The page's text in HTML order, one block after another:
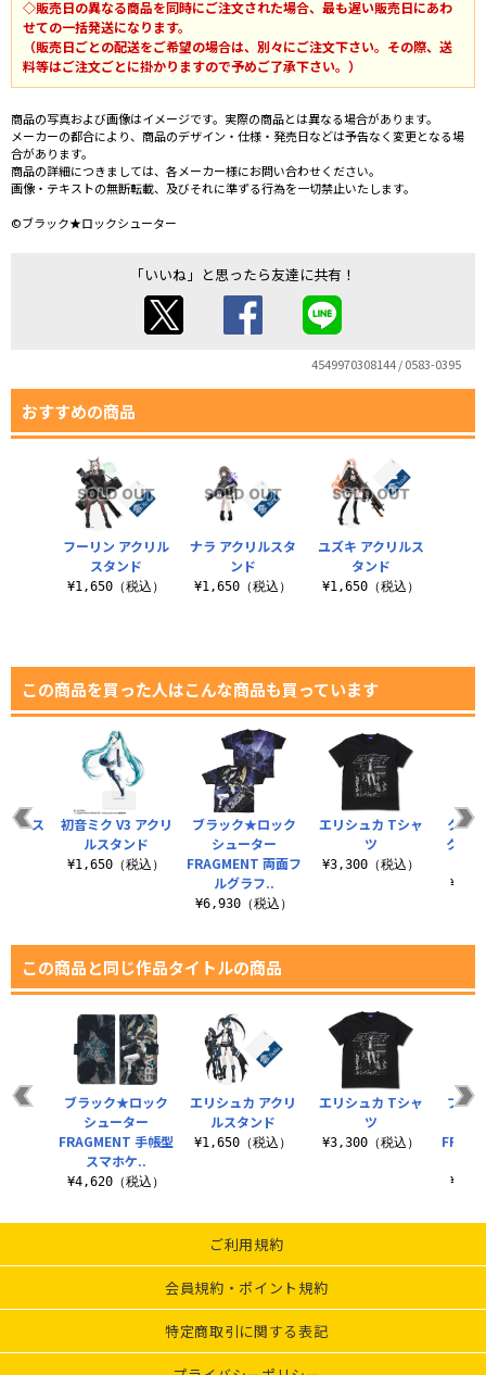
◇販売日の異なる商品を同時にご注文された場合、最も遅い販売日にあわ
せての一括発送になります。
（販売日ごとの配送をご希望の場合は、別々にご注文下さい。その際、送
料等はご注文ごとに掛かりますので予めご了承下さい。）
商品の写真および画像はイメージです。実際の商品とは異なる場合があります。
メーカーの都合により、商品のデザイン・仕様・発売日などは予告なく変更となる場
合があります。
商品の詳細につきましては、各メーカー様にお問い合わせください。
画像・テキストの無断転載、及びそれに準ずる行為を一切禁止いたします。
©ブラック★ロックシューター
「いいね」と思ったら友達に共有！
4549970308144 / 0583-0395
おすすめの商品
ナラ アクリルスタ
ンド
¥1,650（税込）
ユズキ アクリルス
タンド
¥1,650（税込）
フーリン アクリル
スタンド
¥1,650（税込）
この商品を買った人はこんな商品も買っています
ブラック★ロック
シューター
FRAGMENT 両面フ
ルグラフ..
¥6,930（税込）
エリシュカ Tシャ
ツ
¥3,300（税込）
クラ
ク ヴ
グラス
初音ミク V3 アクリ
ルスタンド
¥1,650（税込）
この商品と同じ作品タイトルの商品
エリシュカ アクリ
ルスタンド
¥1,650（税込）
エリシュカ Tシャ
ツ
¥3,300（税込）
ブラ
ブラック★ロック
シューター
FRAGMENT 手帳型
スマホケ..
¥4,620（税込）
ご利用規約
会員規約・ポイント規約
特定商取引に関する表記